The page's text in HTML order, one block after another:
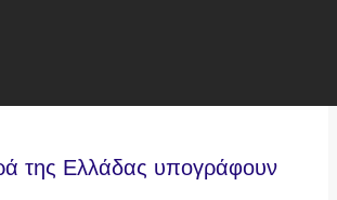
της Ελλάδας υπογράφουν